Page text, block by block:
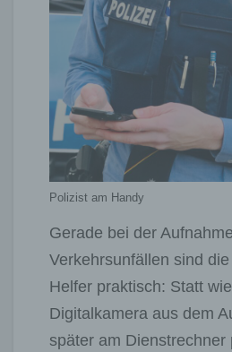
Polizist am Handy
Gerade bei der
Verkehrsunfällen sind
Helfer praktisch: Statt
Digitalkamera aus dem
später am Dienstrechner